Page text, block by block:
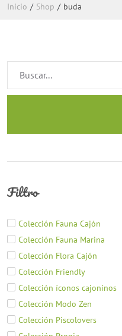
Inicio / Shop / buda
Filtro
Colección Fauna Cajón
Colección Fauna Marina
Colección Flora Cajón
Colección Friendly
Colección íconos cajoninos
Colección Modo Zen
Colección Piscolovers